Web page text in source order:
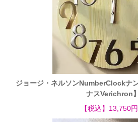
ジョージ・ネルソンNumberClockナ
ナスVerichron】
【税込】13,750